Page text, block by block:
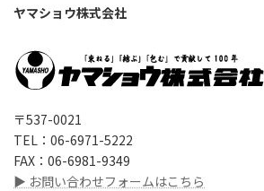
ヤマショウ株式会社
〒537-0021
TEL：06-6971-5222
FAX：06-6981-9349
▶ お問い合わせフォームはこちら